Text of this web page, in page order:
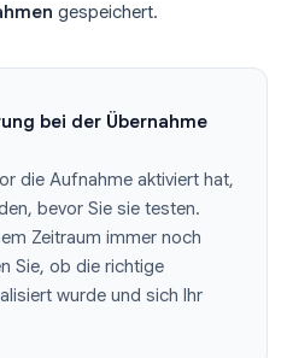
gespeichert.
bei der Übernahme
die Aufnahme aktiviert hat,
bevor Sie sie testen.
Zeitraum immer noch
Sie, ob die richtige
wurde und sich Ihr